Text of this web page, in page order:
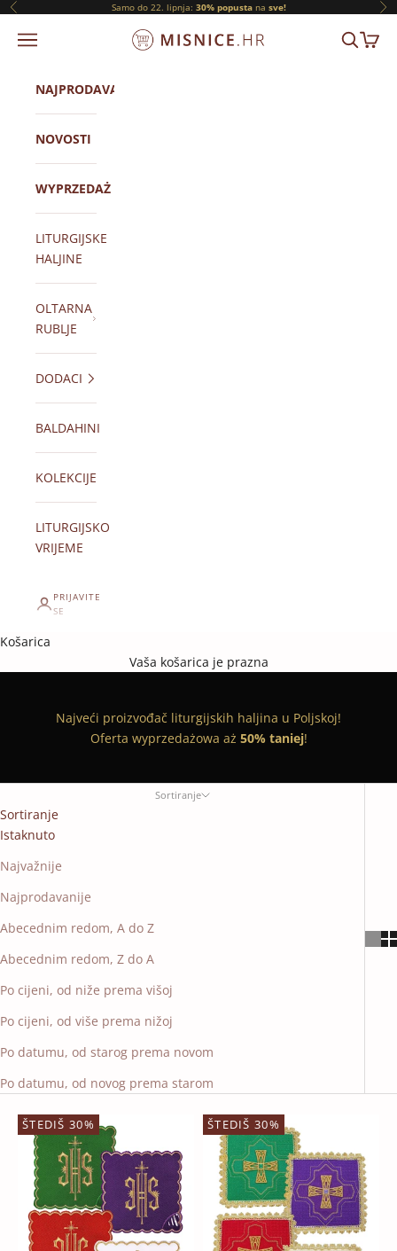
Prijeđi na sadržaj
Prethodni Samo do 22. lipnja: 30% popustana sve!
ORNATY.PL
IZBORNIK TRAŽI
NAJPRODAVANIJI
NOVOSTI
WYPRZEDAŻ
LITURGIJSKE
HALJINE
OLTARNA
RUBLJE
DODACI
BALDAHINI
KOLEKCIJE
LITURGIJSKO
VRIJEME
PRIJAVITE
SE
Košarica
Vaša košarica je prazna
Najveći proizvođač liturgijskih haljina u Poljskoj!
Oferta wyprzedażowa aż 50% taniej!
Sortiranje
Sortiranje
Istaknuto
Najvažnije
Najprodavanije
Abecednim redom, A do Z
Abecednim redom, Z do A
Po cijeni, od niže prema višoj
Po cijeni, od više prema nižoj
Po datumu, od starog prema novom
Po datumu, od novog prema starom
ŠTEDIŠ 30% ŠTEDIŠ 30%